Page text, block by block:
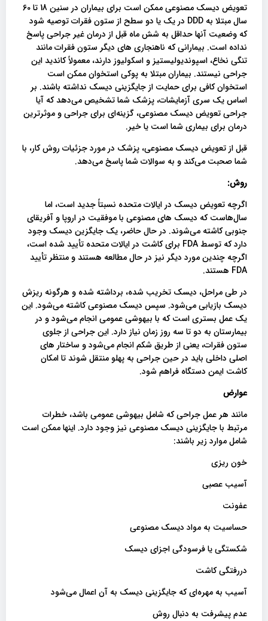
تعویض دیسک مصنوعی ممکن است برای بیماران در سنین 18 تا 60
سال مبتلا به DDD در یک یا دو سطح از ستون فقرات توصیه شود
که وضعیت آنها حداقل به شش ماه قبل از درمان غیر جراحی پاسخ
نداده است. بیمارانی که ناهنجاری های دیگر ستون فقرات مانند
تنگی نخاع، اسپوندیولیستیز و اسکولیوز دارند، معمولاً کاندید این
جراحی نیستند. بیماران مبتلا به پوکی استخوان ممکن است
استخوان کافی برای حمایت از جایگزینی دیسک نداشته باشند. بر
اساس یک سری آزمایشات، پزشک شما تشخیص می‌دهد که آیا
جراحی تعویض دیسک مصنوعی، گزینه‌ای برای جراحی و موثرترین
درمان برای بیماری شما است یا خیر.
قبل از تعویض دیسک مصنوعی، پزشک در مورد جزئیات روش کار، با
شما صحبت می‌کند و به سوالات شما پاسخ می‌دهد.
روش:
اگرچه تعویض دیسک در ایالات متحده نسبتاً جدید است، اما
سال‌هاست که دیسک های مصنوعی با موفقیت در اروپا و آفریقای
جنوبی کاشته می‌شوند. در حال حاضر، یک جایگزین دیسک وجود
دارد که توسط FDA برای کاشت در ایالات متحده تأیید شده است،
اگرچه چندین مورد دیگر نیز در حال مطالعه هستند و منتظر تأیید
FDA هستند.
در طی مراحل، دیسک تخریب شده، برداشته شده و هرگونه ریزش
دیسک بازیابی می‌شود. سپس دیسک مصنوعی کاشته می‌شود. این
یک عمل بستری است که با بیهوشی عمومی انجام می‌شود و در
بیمارستان به دو تا سه روز زمان نیاز دارد. این جراحی از جلوی
ستون فقرات، یعنی از طریق شکم انجام می‌شود و ساختار های
اصلی داخلی باید در حین جراحی به پهلو منتقل شوند تا امکان
کاشت ایمن دستگاه فراهم شود.
عوارض
مانند هر عمل جراحی که شامل بیهوشی عمومی باشد، خطرات
مرتبط با جایگزینی دیسک مصنوعی نیز وجود دارد. اینها ممکن است
شامل موارد زیر باشند:
خون ریزی
آسیب عصبی
عفونت
حساسیت به مواد دیسک مصنوعی
شکستگی یا فرسودگی اجزای دیسک
دررفتگی کاشت
آسیب به مهره‌ای که جایگزینی دیسک به آن اعمال می‌شود
عدم پیشرفت به دنبال روش